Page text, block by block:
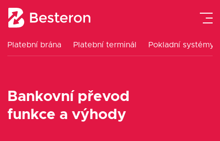
Platební brána Platební terminál Pokladní systémy
Platební brána
Platební terminál
Bankovní převod
funkce a výhody